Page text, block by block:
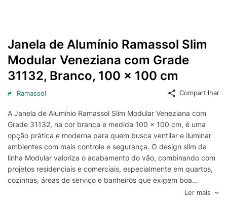
Janela de Alumínio Ramassol Slim
Modular Veneziana com Grade
31132, Branco, 100 x 100 cm
Ramassol Compartilhar
A Janela de Alumínio Ramassol Slim Modular Veneziana com
Grade 31132, na cor branca e medida 100 x 100 cm, é uma
opção prática e moderna para quem busca ventilar e iluminar
ambientes com mais controle e segurança. O design slim da
linha Modular valoriza o acabamento do vão, combinando com
projetos residenciais e comerciais, especialmente em quartos,
cozinhas, áreas de serviço e banheiros que exigem boa
Ler mais